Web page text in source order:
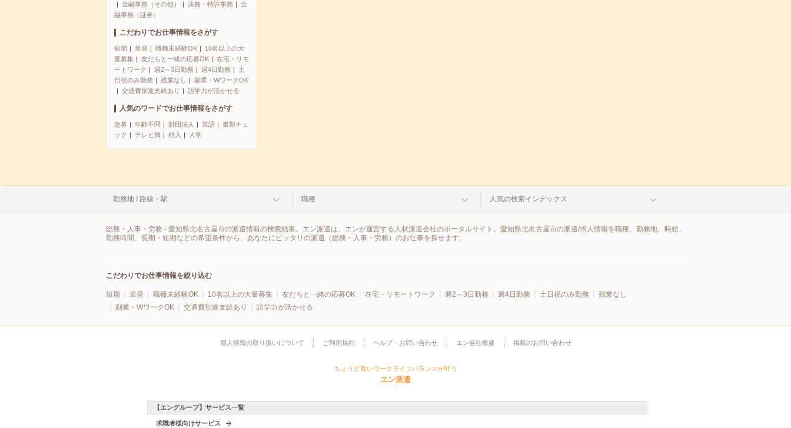
金融事務（その他）
法務・特許事務
金
融事務（証券）
こだわりでお仕事情報をさがす
短期 単発 職種未経験OK
10名以上の大
量募集
友だちと一緒の応募OK
在宅・リモ
ートワーク
週2～3日勤務 週4日勤務
土
日祝のみ勤務
残業なし
副業・WワークOK
交通費別途支給あり
語学力が活かせる
人気のワードでお仕事情報をさがす
急募 年齢不問 財団法人 英語
書類チェ
ック
テレビ局 封入 大学
勤務地 / 路線・駅 職種 人気の検索インデックス
総務・人事・労務 - 愛知県北名古屋市の派遣情報の検索結果。エン派遣は、エンが運営する人材派遣会社のポータルサイト。愛知県北名古屋市の派遣/求人情報を職種、勤務地、時給、
勤務時間、長期・短期などの希望条件から、あなたにピッタリの派遣（総務・人事・労務）のお仕事を探せます。
こだわりでお仕事情報を絞り込む
短期 単発 職種未経験OK 10名以上の大量募集 友だちと一緒の応募OK 在宅・リモートワーク 週2～3日勤務 週4日勤務 土日祝のみ勤務
残業なし
副業・WワークOK
交通費別途支給あり 語学力が活かせる
個人情報の取り扱いについて ご利用規約 ヘルプ・お問い合わせ エン会社概要 掲載のお問い合わせ
ちょうど良いワークライフバランスが叶う
エン派遣
【エングループ】サービス一覧
求職者様向けサービス